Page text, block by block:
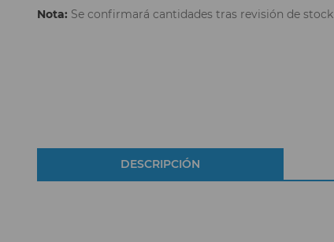
Nota: Se confirmará cantidades tras revisión de stock
DESCRIPCIÓN